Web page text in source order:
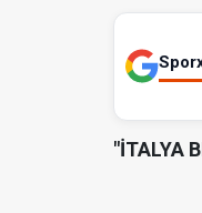
"İTALYA